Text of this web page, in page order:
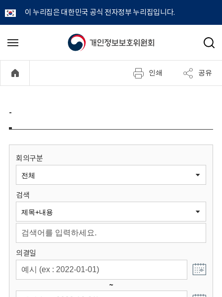
이 누리집은 대한민국 공식 전자정부 누리집입니다.
개
정
보
원
회
메
기
검
인쇄 공유
-
회의구분
검색
의결일
~